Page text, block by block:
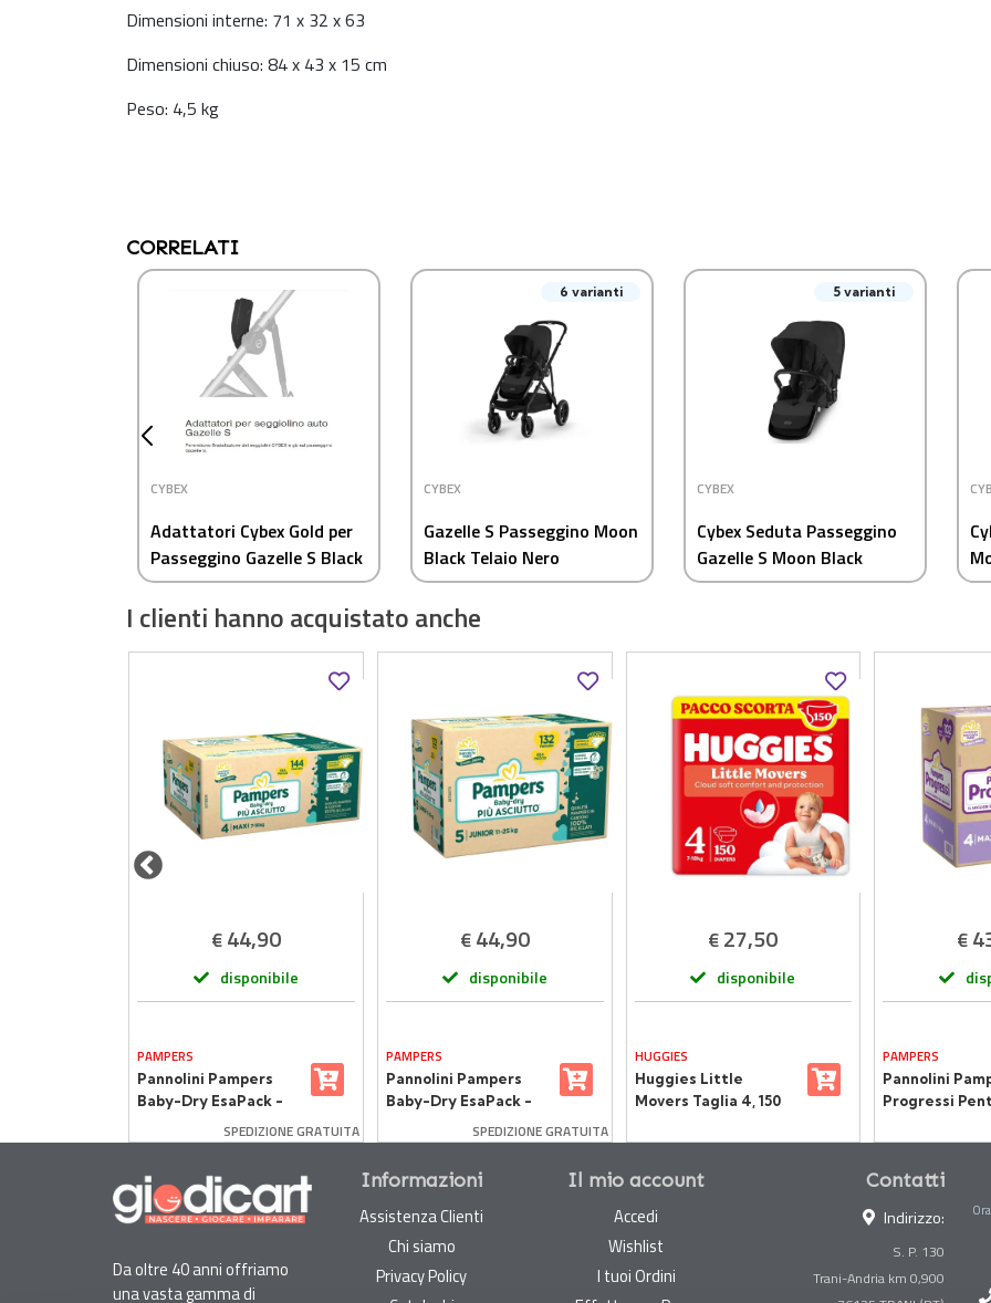
Dimensioni interne: 71 x 32 x 63
Dimensioni chiuso: 84 x 43 x 15 cm
Peso: 4,5 kg
CORRELATI
CYBEX
Adattatori Cybex Gold per
Passeggino Gazelle S Black
– Compatibili Seggiolini
Auto CYBEX e gb
6 varianti
CYBEX
Gazelle S Passeggino Moon
Black Telaio Nero
5 varianti
CYBEX
Cybex Seduta Passeggino
Gazelle S Moon Black
I clienti hanno acquistato anche
€44,90
disponibile
PAMPERS
Pannolini Pampers
Baby-Dry EsaPack -
144 Pezzi
SPEDIZIONE GRATUITA
€44,90
disponibile
PAMPERS
Pannolini Pampers
Baby-Dry EsaPack -
132 Pezzi
SPEDIZIONE GRATUITA
€27,50
disponibile
HUGGIES
Huggies Little
Movers Taglia 4, 150
Ultra Dry
€
PAMPERS
Pannolini
Progressi
102 Pezzi
Da oltre 40 anni offriamo
una vasta gamma di
Informazioni
Assistenza Clienti
Chi siamo
Privacy Policy
Il mio account
Accedi
Wishlist
I tuoi Ordini
Contatti
Indirizzo:
S. P. 130
Trani-Andria km 0,900